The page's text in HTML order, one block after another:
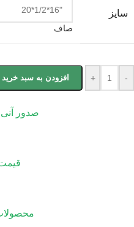
سایز
صاف
-
+ افزودن به سبد خرید
صدور آنی